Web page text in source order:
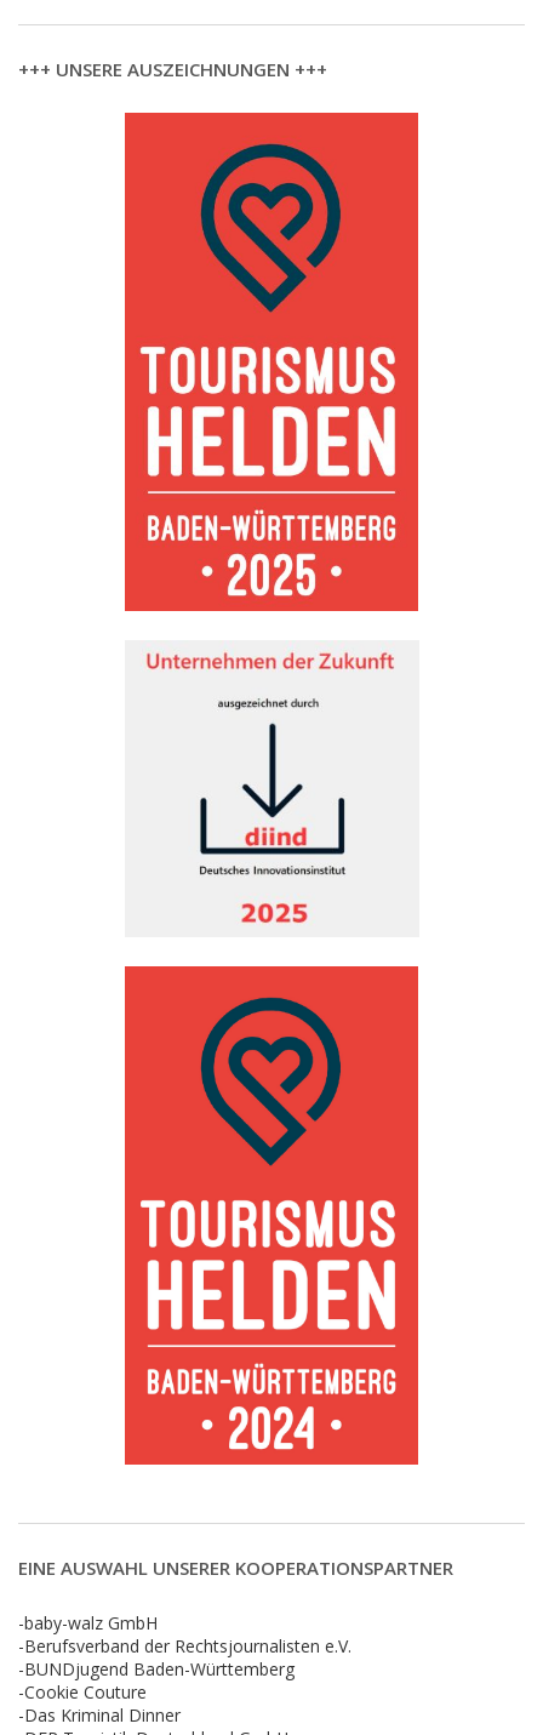
+++ UNSERE AUSZEICHNUNGEN +++
EINE AUSWAHL UNSERER KOOPERATIONSPARTNER
-baby-walz GmbH
-Berufsverband der Rechtsjournalisten e.V.
-BUNDjugend Baden-Württemberg
-Cookie Couture
-Das Kriminal Dinner